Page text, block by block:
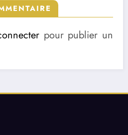
pour publier un